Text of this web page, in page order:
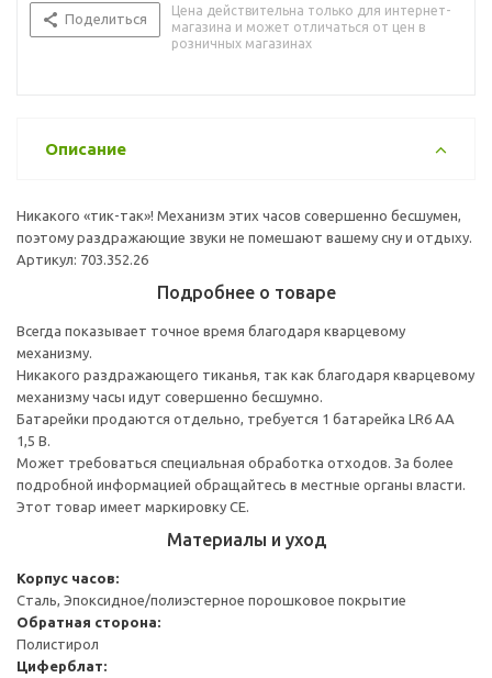
Поделиться
Цена действительна только для интернет-
магазина и может отличаться от цен в
розничных магазинах
Описание
Никакого «тик-так»! Механизм этих часов совершенно бесшумен,
поэтому раздражающие звуки не помешают вашему сну и отдыху.
Артикул: 703.352.26
Подробнее о товаре
Всегда показывает точное время благодаря кварцевому
механизму.
Никакого раздражающего тиканья, так как благодаря кварцевому
механизму часы идут совершенно бесшумно.
Батарейки продаются отдельно, требуется 1 батарейка LR6 AA
1,5 В.
Может требоваться специальная обработка отходов. За более
подробной информацией обращайтесь в местные органы власти.
Этот товар имеет маркировку CE.
Материалы и уход
Корпус часов:
Сталь, Эпоксидное/полиэстерное порошковое покрытие
Обратная сторона:
Полистирол
Циферблат: